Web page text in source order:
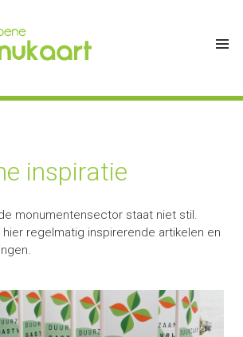
inspiratie
monumentensector staat niet stil.
regelmatig inspirerende artikelen en